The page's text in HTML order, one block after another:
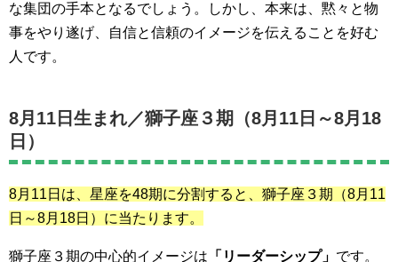
な集団の手本となるでしょう。しかし、本来は、黙々と物
事をやり遂げ、自信と信頼のイメージを伝えることを好む
人です。
8月11日生まれ／獅子座３期（8月11日～8月18
日）
8月11日は、星座を48期に分割すると、 獅子座３期（8月11
日～8月18日） に当たります。
獅子座３期の中心的イメージは 「リーダーシップ」 です。